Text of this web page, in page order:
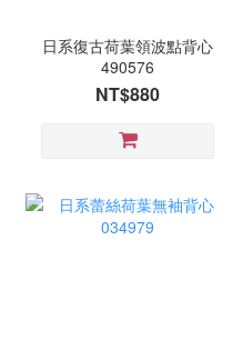
日系復古荷葉領波點背心
490576
NT$880